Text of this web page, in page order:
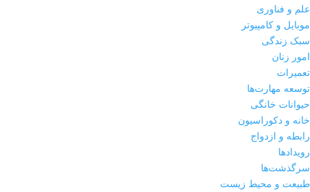
علم و فناوری
موبایل و کامپیوتر
سبک زندگی
امور زنان
تعمیرات
توسعه مهارت‌ها
حیوانات خانگی
خانه و دکوراسیون
رابطه و ازدواج
رویدادها
سرگذشت‌ها
طبیعت و محیط زیست